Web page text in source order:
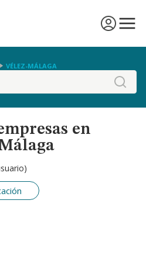
VÉLEZ-MÁLAGA
en